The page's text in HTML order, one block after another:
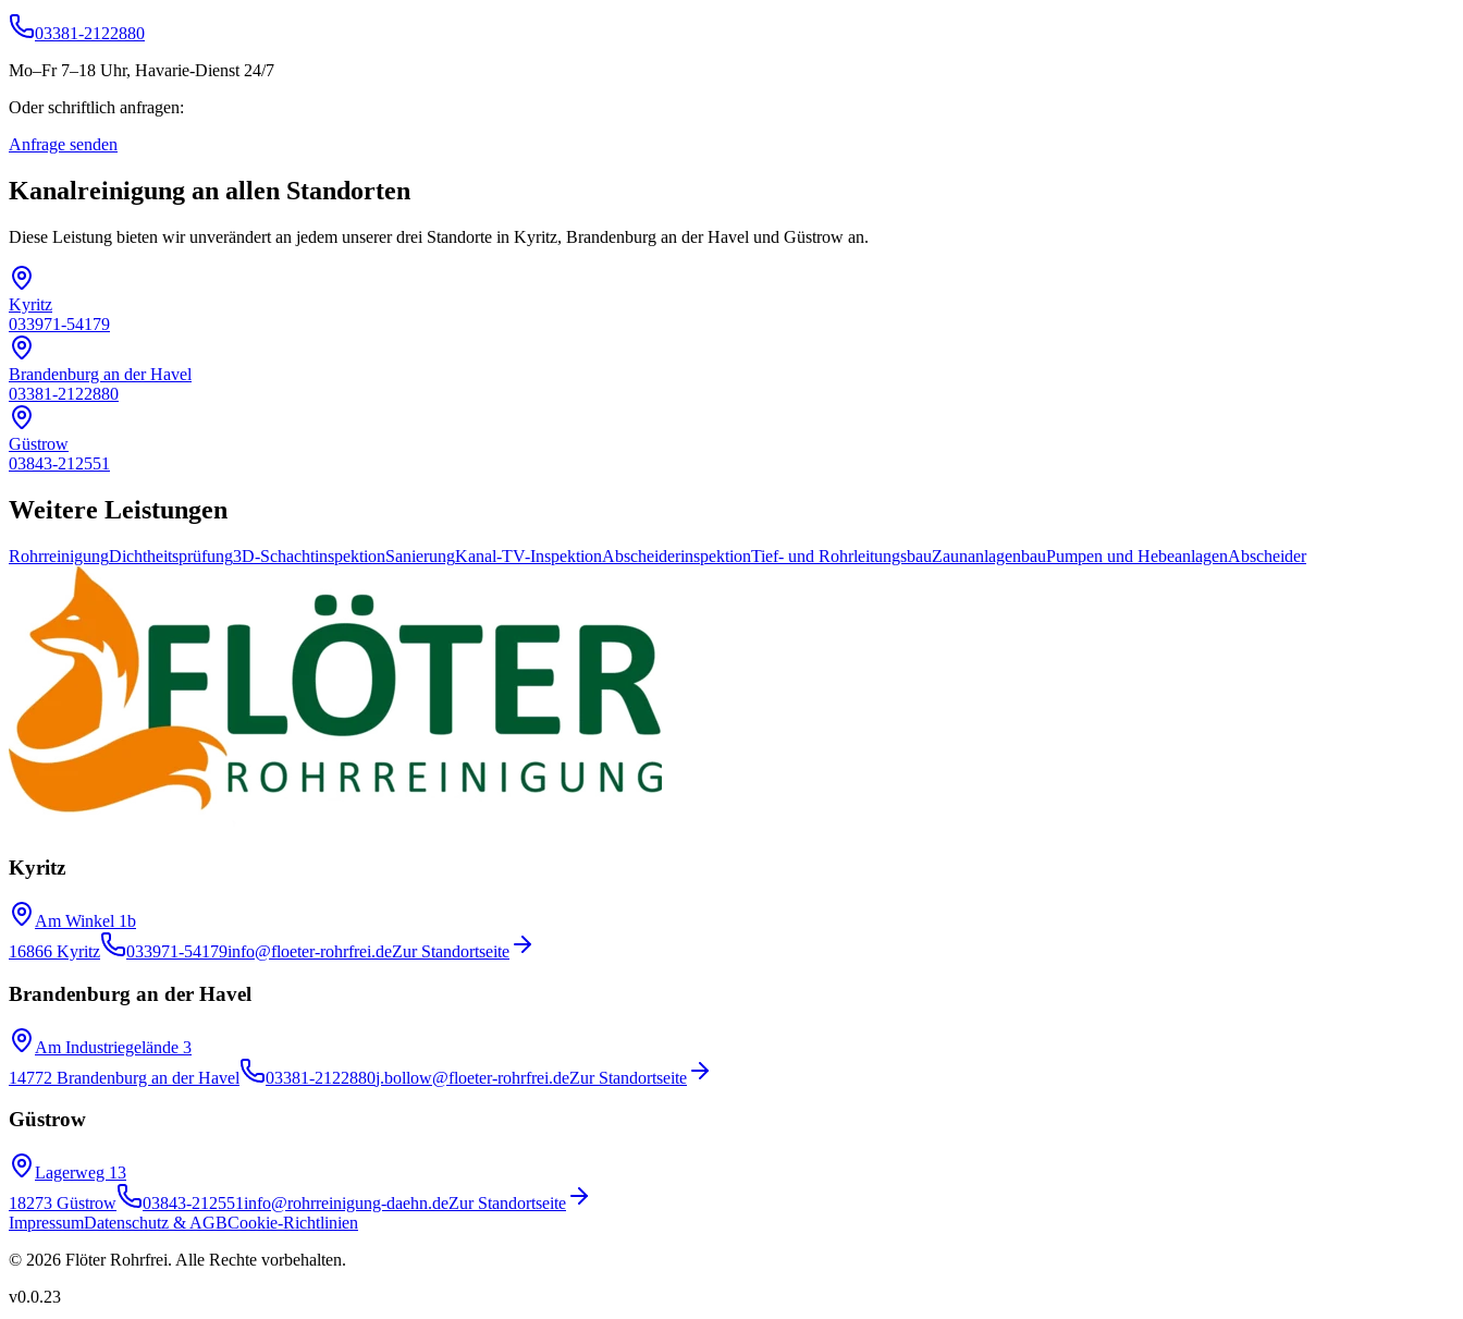
03381-2122880
Mo–Fr 7–18 Uhr, Havarie-Dienst 24/7
Oder schriftlich anfragen:
Anfrage senden
Kanalreinigung an allen Standorten
Diese Leistung bieten wir unverändert an jedem unserer drei Standorte in Kyritz, Brandenburg an der Havel und Güstrow an.
Kyritz
033971-54179
Brandenburg an der Havel
03381-2122880
Güstrow
03843-212551
Weitere Leistungen
RohrreinigungDichtheitsprüfung3D-SchachtinspektionSanierungKanal-TV-InspektionAbscheiderinspektionTief- und RohrleitungsbauZaunanlagenbauPumpen und HebeanlagenAbscheider
Kyritz
Am Winkel 1b
16866 Kyritz
033971-54179info@floeter-rohrfrei.deZur Standortseite
Brandenburg an der Havel
Am Industriegelände 3
14772 Brandenburg an der Havel
03381-2122880j.bollow@floeter-rohrfrei.deZur Standortseite
Güstrow
Lagerweg 13
18273 Güstrow
03843-212551info@rohrreinigung-daehn.deZur Standortseite
ImpressumDatenschutz & AGBCookie-Richtlinien
© 2026 Flöter Rohrfrei. Alle Rechte vorbehalten.
v0.0.23